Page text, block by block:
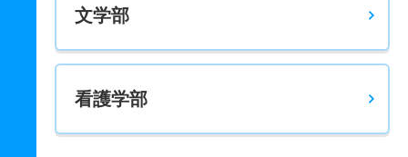
文学部
看護学部